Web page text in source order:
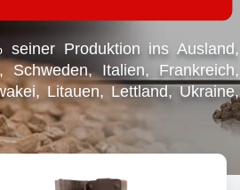
Produktion ins Ausland,
Schweden, Italien, Frankreich,
Litauen, Lettland, Ukraine,